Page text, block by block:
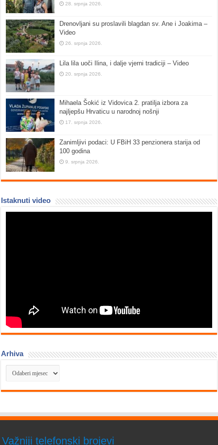
28. srpnja 2026.
Drenovljani su proslavili blagdan sv. Ane i Joakima –
Video
26. srpnja 2026.
Lila lila uoči Ilina, i dalje vjerni tradiciji – Video
20. srpnja 2026.
Mihaela Šokić iz Vidovica 2. pratilja izbora za
najljepšu Hrvaticu u narodnoj nošnji
17. srpnja 2026.
Zanimljivi podaci: U FBiH 33 penzionera starija od
100 godina
9. srpnja 2026.
Istaknuti video
Arhiva
Arhiva
Važniji telefonski brojevi